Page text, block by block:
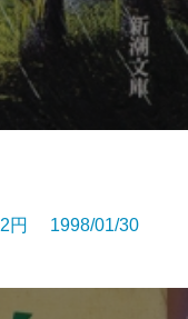
円 1998/01/30